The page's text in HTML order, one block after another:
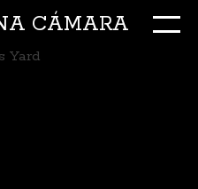
CÁMARA